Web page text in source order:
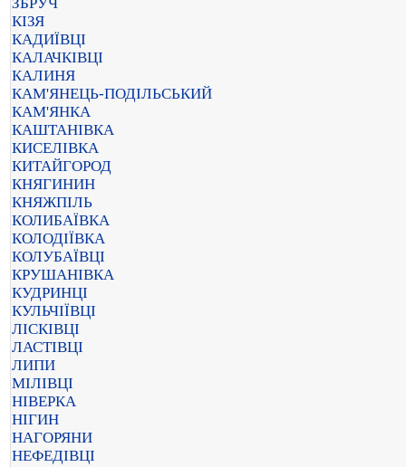
КІЗЯ
КАДИЇВЦІ
КАЛАЧКІВЦІ
КАЛИНЯ
КАМ'ЯНЕЦЬ-ПОДІЛЬСЬКИЙ
КАМ'ЯНКА
КАШТАНІВКА
КИСЕЛІВКА
КИТАЙГОРОД
КНЯГИНИН
КНЯЖПІЛЬ
КОЛИБАЇВКА
КОЛОДІЇВКА
КОЛУБАЇВЦІ
КРУШАНІВКА
КУДРИНЦІ
КУЛЬЧІЇВЦІ
ЛІСКІВЦІ
ЛАСТІВЦІ
ЛИПИ
МІЛІВЦІ
НІВЕРКА
НІГИН
НАГОРЯНИ
НЕФЕДІВЦІ